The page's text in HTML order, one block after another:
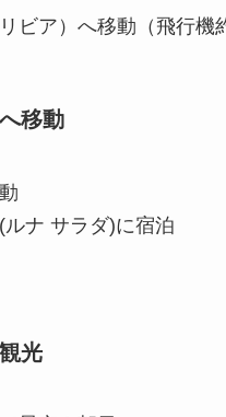
ビア）へ移動（飛行機
移動
ナ サラダ)に宿泊
光